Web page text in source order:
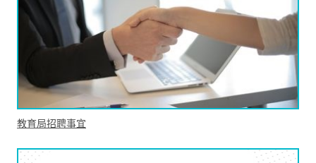
教育局招聘事宜